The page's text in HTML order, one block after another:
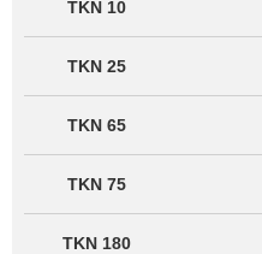
10 TKN
25 TKN
65 TKN
75 TKN
180 TKN